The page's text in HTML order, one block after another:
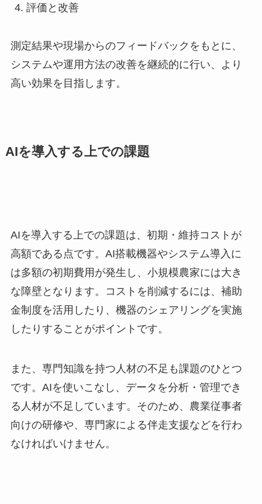
評価と改善
測定結果や現場からのフィードバックをもとに、
システムや運用方法の改善を継続的に行い、より
高い効果を目指します。
AIを導入する上での課題
AIを導入する上での課題は、初期・維持コストが
高額である点です。AI搭載機器やシステム導入に
は多額の初期費用が発生し、小規模農家には大き
な障壁となります。コストを削減するには、補助
金制度を活用したり、機器のシェアリングを実施
したりすることがポイントです。
また、専門知識を持つ人材の不足も課題のひとつ
です。AIを使いこなし、データを分析・管理でき
る人材が不足しています。そのため、農業従事者
向けの研修や、専門家による伴走支援などを行わ
なければいけません。